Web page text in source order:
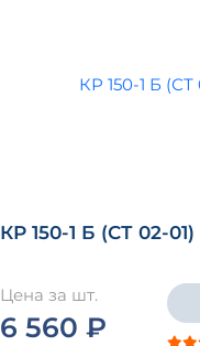
КР 150-1 Б (СТ 02-01)
Цена за шт.
6 560 ₽